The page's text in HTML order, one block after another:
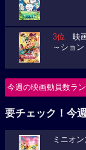
3位 映
～ション
今週の映画動員数ラ
要チェック！今
ミニオ